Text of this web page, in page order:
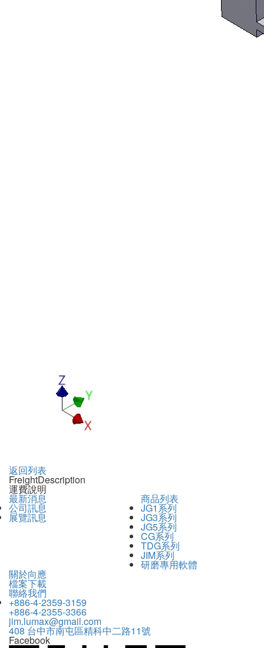
返回列表
FreightDescription
運費說明
最新消息
公司訊息
展覽訊息
商品列表
JG1系列
JG3系列
JG5系列
CG系列
TDG系列
JIM系列
研磨專用軟體
關於向應
檔案下載
聯絡我們
+886-4-2359-3159
+886-4-2355-3366
jim.lumax@gmail.com
408 台中市南屯區精科中二路11號
Facebook